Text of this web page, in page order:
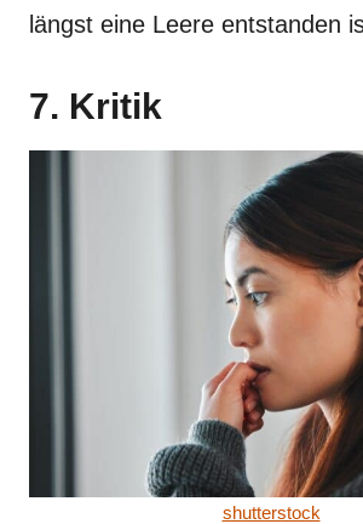
längst eine Leere entstanden
7. Kritik
shutterstock